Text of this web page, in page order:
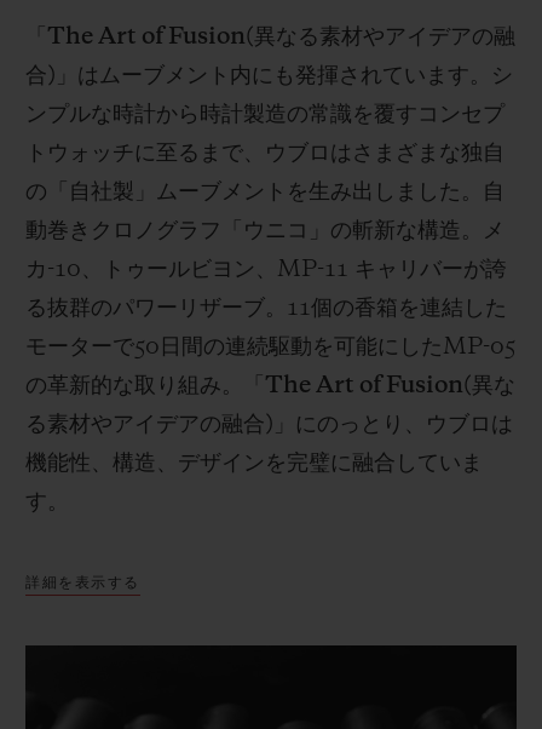
The Art of Fusion(異なる素材やアイデアの融
合) 」はムーブメント内にも発揮されています。シ
ンプルな時計から時計製造の常識を覆すコンセプ
トウォッチに至るまで、ウブロはさまざまな独自
の「自社製」ムーブメントを生み出しました。自
動巻きクロノグラフ「ウニコ」の斬新な構造。メ
カ -10 、トゥールビヨン、 MP-11 キャリバーが誇
る抜群のパワーリザーブ。 11個の香箱を連結した
モーターで50 日間の連続駆動を可能にしたMP-05
の革新的な取り組み。「 The Art of Fusion(異な
る素材やアイデアの融合) 」にのっとり、ウブロは
機能性、構造、デザインを完璧に融合していま
す。
詳細を表示する